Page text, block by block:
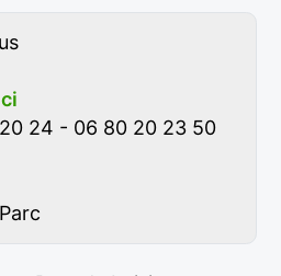
24 - 06 80 20 23 50